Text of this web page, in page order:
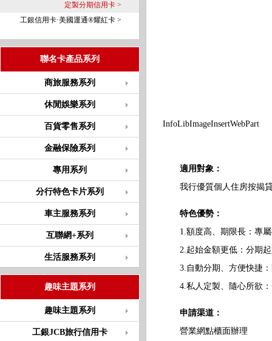
定製分期信用卡 >
工銀信用卡·美國運通®耀紅卡 >
聯名卡產品系列
商旅服務系列
休閒娛樂系列
百貨零售系列
金融保險系列
專用系列
分行特色卡片系列
車主服務系列
互聯網+系列
生活服務系列
趣味主題系列
趣味主題系列
工銀JCB旅行信用卡
InfoLibImageInsertWebPart
適用對象：
我行優質個人住房按揭
特色優勢：
1.額度高、期限長：專屬
2.起始金額更低：分期起
3.自動分期、方便快捷：
4.私人定製、隨心所欲：
申請渠道：
營業網點櫃面辦理